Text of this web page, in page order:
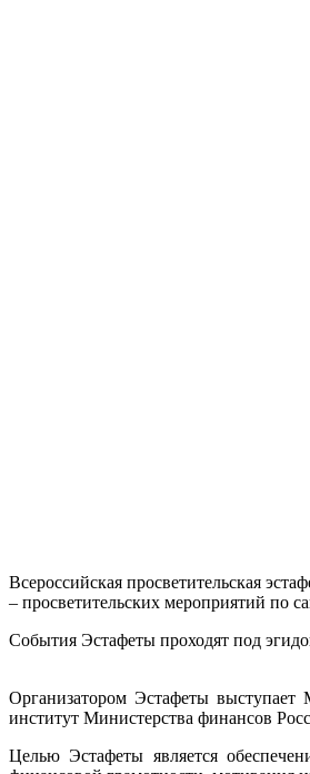
Всероссийская просветительская
– просветительских мероприятий по
События Эстафеты проходят под
Организатором Эстафеты
институт Министерства финансов
Целью Эстафеты является